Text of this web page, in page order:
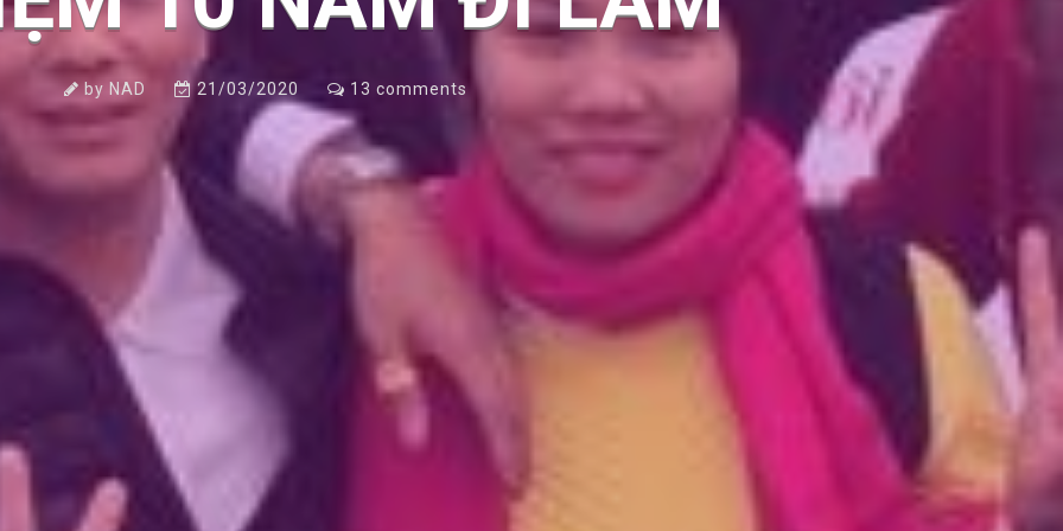
by NAD 21/03/2020 13 comments